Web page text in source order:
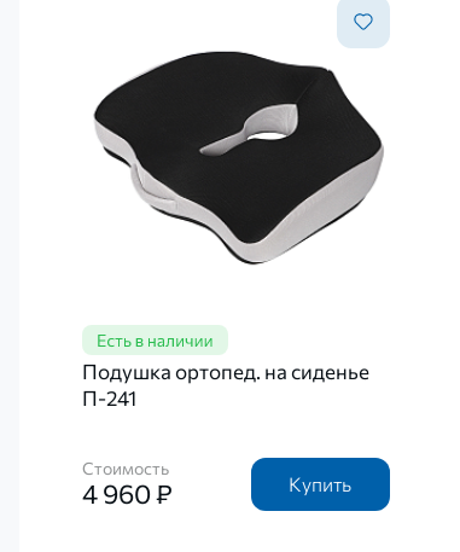
Подушка ортопед. на сиденье
П-241
Стоимость
4 960 ₽ Купить